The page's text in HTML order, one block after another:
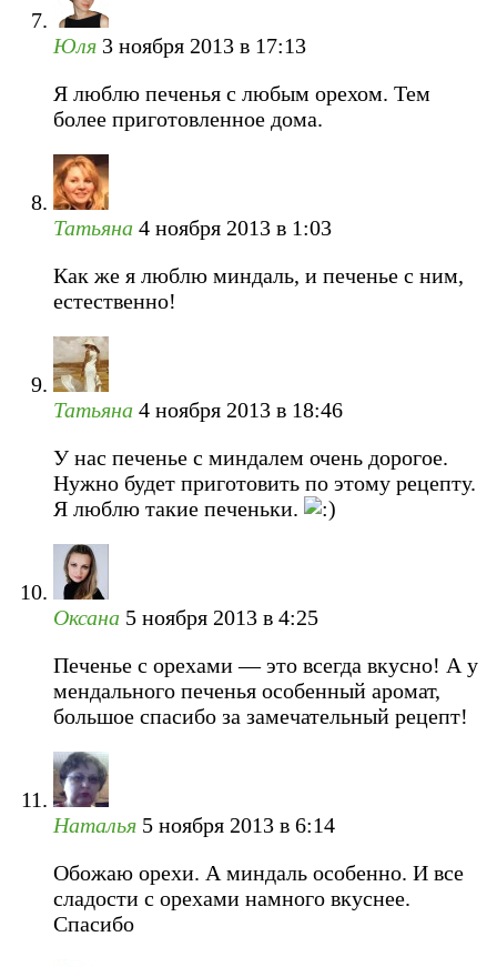
Юля 3 ноября 2013 в 17:13
Я люблю печенья с любым орехом. Тем
более приготовленное дома.
Татьяна 4 ноября 2013 в 1:03
Как же я люблю миндаль, и печенье с ним,
естественно!
Татьяна 4 ноября 2013 в 18:46
У нас печенье с миндалем очень дорогое.
Нужно будет приготовить по этому рецепту.
Я люблю такие печеньки.
Оксана 5 ноября 2013 в 4:25
Печенье с орехами — это всегда вкусно! А у
мендального печенья особенный аромат,
большое спасибо за замечательный рецепт!
Наталья 5 ноября 2013 в 6:14
Обожаю орехи. А миндаль особенно. И все
сладости с орехами намного вкуснее.
Спасибо